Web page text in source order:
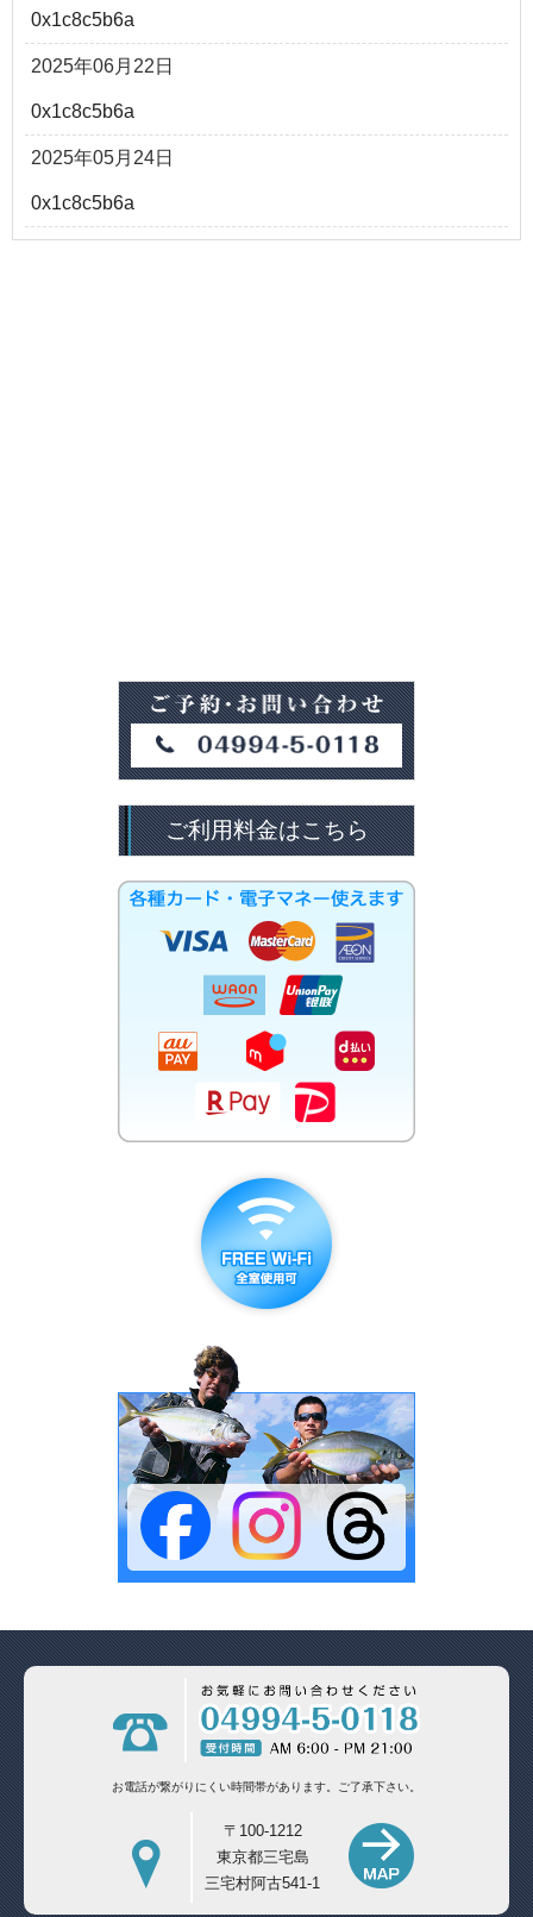
0x1c8c5b6a
2025年06月22日
0x1c8c5b6a
2025年05月24日
0x1c8c5b6a
ご利用料金はこちら
お電話が繋がりにくい時間帯があります。 ご了承下さい。
〒100-1212
東京都三宅島
三宅村阿古541-1